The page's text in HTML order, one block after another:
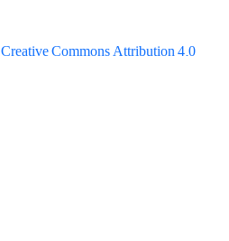
Creative Commons Attribution 4.0